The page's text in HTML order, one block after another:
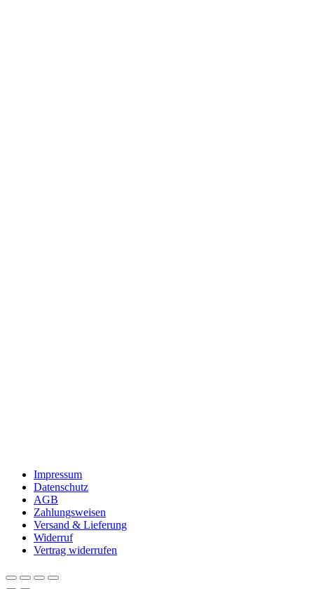
Impressum
Datenschutz
AGB
Zahlungsweisen
Versand & Lieferung
Widerruf
Vertrag widerrufen